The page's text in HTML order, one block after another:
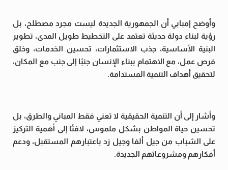
وأوضح إمبابي أن الجمهورية الجديدة ليست مجرد مصطلح، بل
رؤية لبناء دولة حديثة تعتمد على التخطيط طويل المدى، تطوير
البنية الأساسية، جذب الاستثمارات، تحسين الخدمات، وخلق
فرص عمل، مع الاهتمام ببناء الإنسان جنبًا إلى جنب مع المكان،
لتحقيق أهداف التنمية المستدامة.
وأشار إلى أن التنمية الحقيقية لا تعني فقط المباني والطرق، بل
تحسين حياة المواطن بشكل ملموس، لافتًا إلى أهمية التركيز
على الشباب من جيل ألفا وجيل زد باعتبارهم المستقبل، ودعم
أفكارهم ومشروعاتهم الجديدة.